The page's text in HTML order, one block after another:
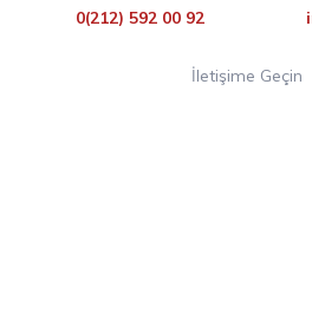
0(212) 592 00 92
İletişime Geçin